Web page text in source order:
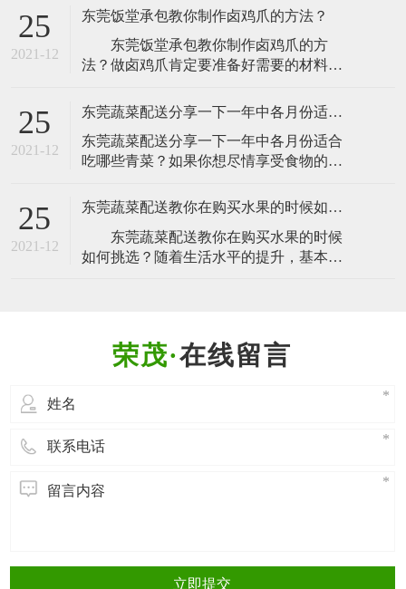
员，一辈子也只有一个或几个经典的菜,学
做饭菜肴只要自己喜欢就好 求采纳不明白
记得追问~
25
2021-12
东莞饭堂承包教你制作卤鸡爪的方法？
​ 东莞饭堂承包教你制作卤鸡爪的方
法？做卤鸡爪肯定要准备好需要的材料，
有鸡爪，卤料的材料，姜葱这些，下面就
来后，把所有的鸡爪指甲剪了然后洗干
净，这些是要做的，外面买来的很多鸡
不方便，也不
25
2021-12
东莞蔬菜配送分享一下一年中各月份适合吃哪些青菜？
​东莞蔬菜配送分享一下一年中各月份适合
吃哪些青菜？如果你想尽情享受食物的美
问，你所享用的美食应该随不同的季节、
国的12位营养师给出的建议，也许个别推
荐离我们较远，但是我们依然可以尝试享
25
2021-12
东莞蔬菜配送教你在购买水果的时候如何挑选？
​ 东莞蔬菜配送教你在购买水果的时候
如何挑选？随着生活水平的提升，基本上
方法。一般来说，水果应该足够新鲜，成
在线留言
立即提交